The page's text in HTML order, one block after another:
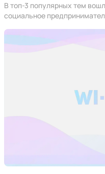
В топ-3 популярных тем
социальное